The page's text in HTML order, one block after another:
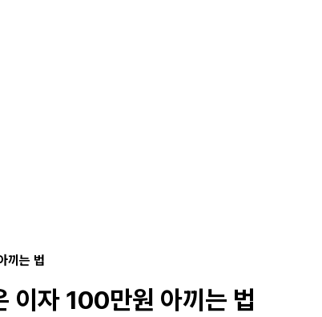
끼는 법
이자 100만원 아끼는 법